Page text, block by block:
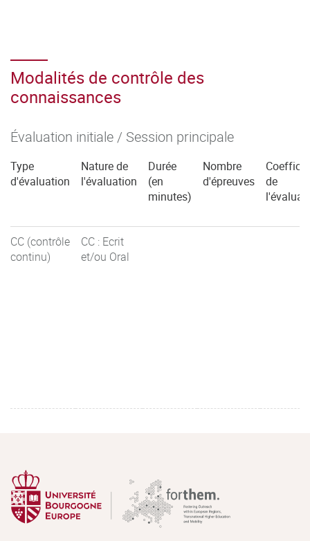
Modalités de contrôle des
connaissances
Évaluation initiale / Session principale
Type
d'évaluation
Nature de
l'évaluation
Durée
(en
minutes)
Nombre
d'épreuves
de
CC (contrôle
continu)
CC : Ecrit
et/ou Oral